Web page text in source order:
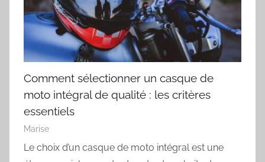
Comment sélectionner un casque de
moto intégral de qualité : les critères
essentiels
Marise
Le choix d’un casque de moto intégral est une